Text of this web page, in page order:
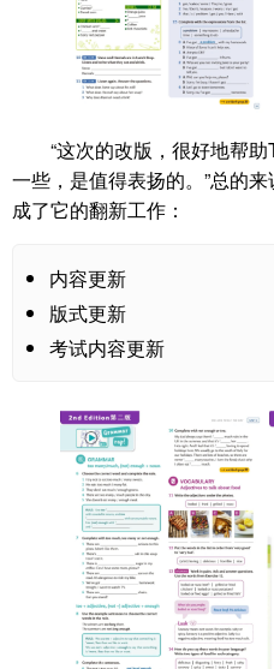
“这次的改版，很好地帮
一些，是值得表扬的。”总的
成了它的翻新工作：
内容更新
版式更新
考试内容更新